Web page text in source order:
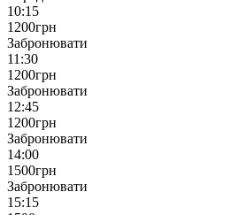
10:15
1200грн
Забронювати
11:30
1200грн
Забронювати
12:45
1200грн
Забронювати
14:00
1500грн
Забронювати
15:15